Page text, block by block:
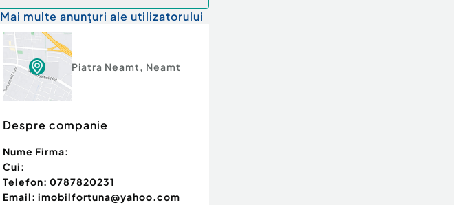
Mai multe anunțuri ale utilizatorului
Piatra Neamt, Neamt
Despre companie
Nume Firma:
Cui:
Telefon: 0787820231
Email: imobilfortuna@yahoo.com